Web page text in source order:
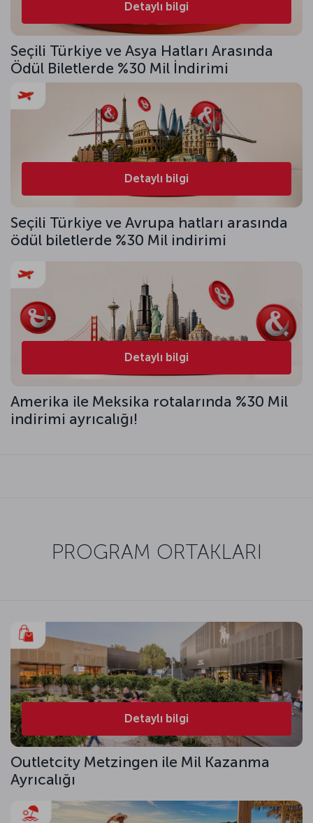
Detaylı bilgi
Seçili Türkiye ve Asya Hatları Arasında
Ödül Biletlerde %30 Mil İndirimi
Detaylı bilgi
Seçili Türkiye ve Avrupa hatları arasında
ödül biletlerde %30 Mil indirimi
Detaylı bilgi
Amerika ile Meksika rotalarında %30 Mil
indirimi ayrıcalığı!
PROGRAM ORTAKLARI
Detaylı bilgi
Outletcity Metzingen ile Mil Kazanma
Ayrıcalığı